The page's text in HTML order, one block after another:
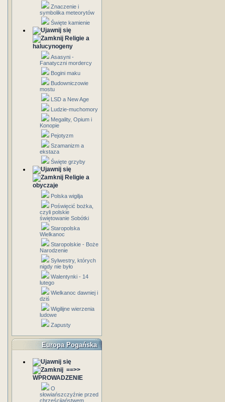
Znaczenie i
symbolika meteorytów
Święte kamienie
Religie a
halucynogeny
Asasyni -
Fanatyczni mordercy
Bogini maku
Budowniczowie
mostu
LSD a New Age
Ludzie-muchomory
Megality, Opium i
Konopie
Pejotyzm
Szamanizm a
ekstaza
Święte grzyby
Religie a
obyczaje
Polska wigilja
Poświęcić bożka,
czyli polskie
świętowanie Sobótki
Staropolska
Wielkanoc
Staropolskie - Boże
Narodzenie
Sylwestry, których
nigdy nie było
Walentynki - 14
lutego
Wielkanoc dawniej i
dziś
Wigilijne wierzenia
ludowe
Zapusty
Europa Pogańska
==>>
WPROWADZENIE
O
słowiańszczyźnie przed
chrześcijaństwem